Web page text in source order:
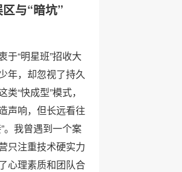
与“暗坑”
于“明星班”招收大
年，却忽视了持久
“快成型”模式，
声响，但长远看往
。我曾遇到一个案
只注重技术硬实力
心理素质和团队合